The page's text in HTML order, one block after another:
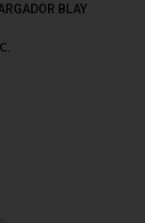
BLAY